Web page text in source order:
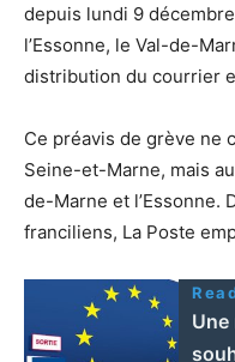
depuis lundi 9
l’Essonne, le Val-de-
distribution du courrier
Ce préavis de grève ne
Seine-et-Marne, mais
de-Marne et l’Essonne.
franciliens, La Poste
Une